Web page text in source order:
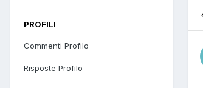
PROFILI
Commenti Profilo
Risposte Profilo